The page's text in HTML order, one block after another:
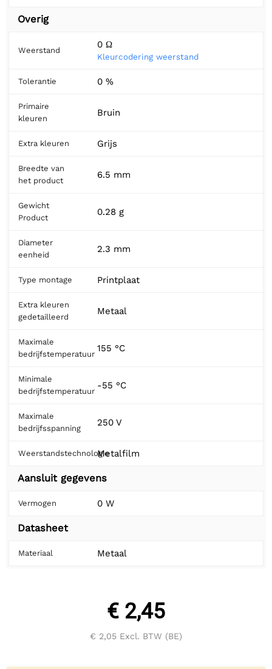
Overig
Weerstand
0 Ω
Kleurcodering weerstand
Tolerantie 0 %
Primaire
kleuren
Bruin
Extra kleuren Grijs
Breedte van
het product
6.5 mm
Gewicht
Product
0.28 g
Diameter
eenheid
2.3 mm
Type montage Printplaat
Extra kleuren
gedetailleerd
Metaal
Maximale
bedrijfstemperatuur
155 °C
Minimale
bedrijfstemperatuur
-55 °C
Maximale
bedrijfsspanning
250 V
WeerstandstechnologieMetalfilm
Aansluit gegevens
Vermogen 0 W
Datasheet
Materiaal Metaal
€ 2,45
€ 2,05 Excl. BTW (BE)